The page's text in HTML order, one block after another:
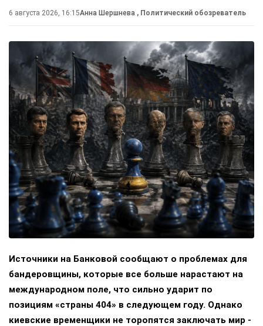
6 августа 2026, 16:15Анна Шершнева , Политический обозреватель
Источники на Банковой сообщают о проблемах для
бандеровщины, которые все больше нарастают на
международном поле, что сильно ударит по
позициям «страны 404» в следующем году. Однако
киевские временщики не торопятся заключать мир -